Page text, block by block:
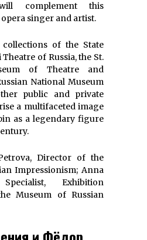
complement this
singer and artist.
of the State
of Russia, the St.
of Theatre and
National Museum
public and private
a multifaceted image
as a legendary figure
Director of the
Impressionism; Anna
Specialist, Exhibition
Museum of Russian